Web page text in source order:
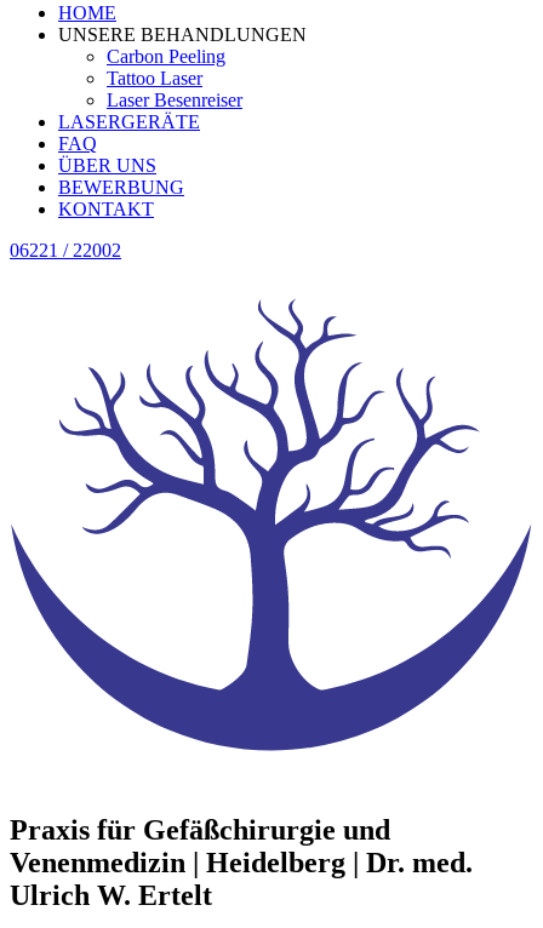
HOME
UNSERE BEHANDLUNGEN
Carbon Peeling
Tattoo Laser
Laser Besenreiser
LASERGERÄTE
FAQ
ÜBER UNS
BEWERBUNG
KONTAKT
06221 / 22002
Praxis für Gefäßchirurgie und
Venenmedizin | Heidelberg | Dr. med.
Ulrich W. Ertelt